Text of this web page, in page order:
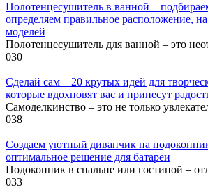
Полотенцесушитель в ванной –
определяем правильное расположение,
моделей
Полотенцесушитель для ванной – это
030
Сделай сам – 20 крутых идей для
которые вдохновят вас и принесут
Самоделкинство – это не только
038
Создаем уютный диванчик на
оптимальное решение для батареи
Подоконник в спальне или гостиной –
033